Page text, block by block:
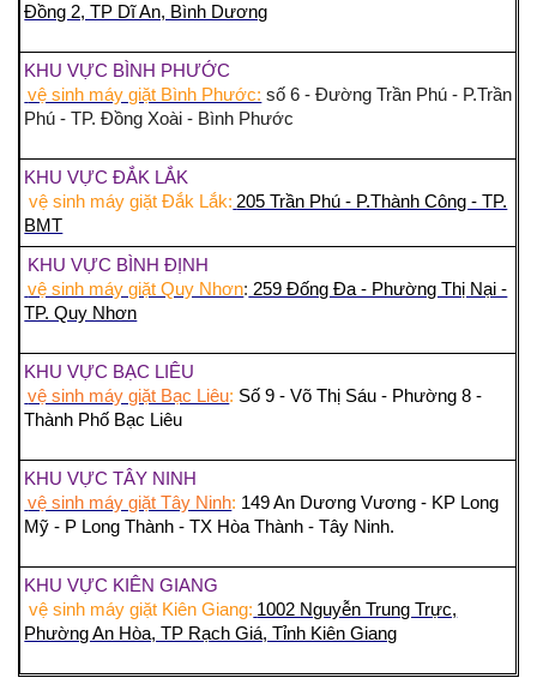
Đồng 2, TP Dĩ An, Bình Dương
KHU VỰC BÌNH PHƯỚC
vệ sinh máy giặt Bình Phước: số 6 - Đường Trần Phú - P.Trần
Phú - TP. Đồng Xoài - Bình Phước
KHU VỰC ĐẮK LẮK
vệ sinh máy giặt Đắk Lắk: 205 Trần Phú - P.Thành Công - TP.
BMT
KHU VỰC BÌNH ĐỊNH
vệ sinh máy giặt Quy Nhơn: 259 Đống Đa - Phường Thị Nại -
TP. Quy Nhơn
KHU VỰC BẠC LIÊU
vệ sinh máy giặt Bạc Liêu: Số 9 - Võ Thị Sáu - Phường 8 -
Thành Phố Bạc Liêu
KHU VỰC TÂY NINH
vệ sinh máy giặt Tây Ninh: 149 An Dương Vương - KP Long
Mỹ - P Long Thành - TX Hòa Thành - Tây Ninh.
KHU VỰC KIÊN GIANG
vệ sinh máy giặt Kiên Giang: 1002 Nguyễn Trung Trực,
Phường An Hòa, TP Rạch Giá, Tỉnh Kiên Giang